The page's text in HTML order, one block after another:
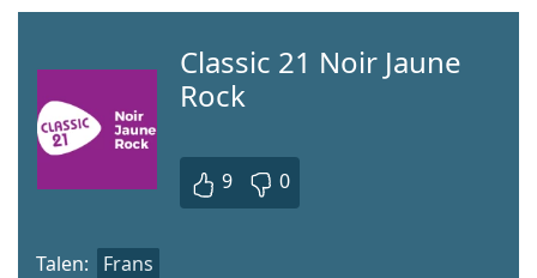
Classic 21 Noir Jaune
Rock
9 0
Talen: Frans